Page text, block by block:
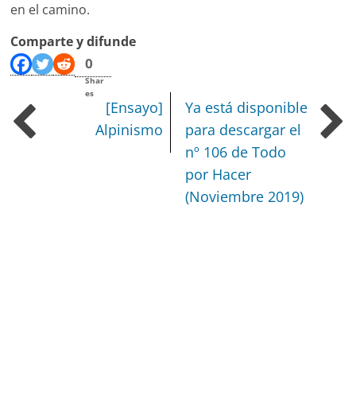
en el camino.
Comparte y difunde
0
Shar
es
[Ensayo]
Alpinismo
Ya está disponible
para descargar el
nº 106 de Todo
por Hacer
(Noviembre 2019)